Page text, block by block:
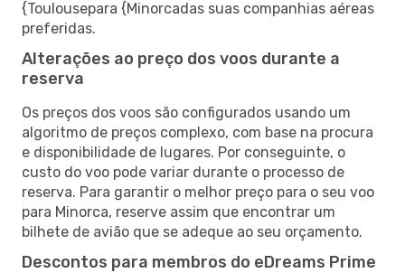
{Toulousepara {Minorcadas suas companhias aéreas
preferidas.
Alterações ao preço dos voos durante a
reserva
Os preços dos voos são configurados usando um
algoritmo de preços complexo, com base na procura
e disponibilidade de lugares. Por conseguinte, o
custo do voo pode variar durante o processo de
reserva. Para garantir o melhor preço para o seu voo
para Minorca, reserve assim que encontrar um
bilhete de avião que se adeque ao seu orçamento.
Descontos para membros do eDreams Prime